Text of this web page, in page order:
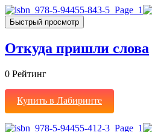
Быстрый просмотр
Откуда пришли слова
0 Рейтинг
Купить в Лабиринте